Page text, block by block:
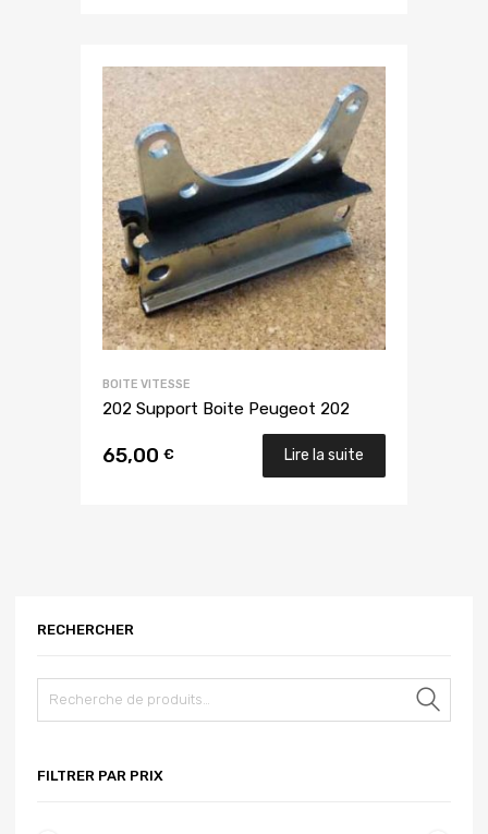
BOITE VITESSE
202 Support Boite Peugeot 202
65,00 € Lire la suite
RECHERCHER
FILTRER PAR PRIX